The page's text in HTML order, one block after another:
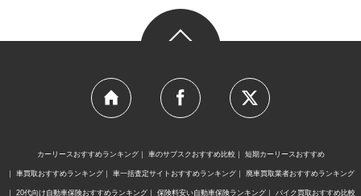
カーリースおすすめランキング 車のサブスクおすすめ比較 短期カーリースおすすめ
車買取おすすめランキング 車一括査定サイトおすすめランキング 廃車買取業者おすすめランキング
20代向け自動車保険おすすめランキング 保険料安い自動車保険ランキング バイク買取おすすめ比較